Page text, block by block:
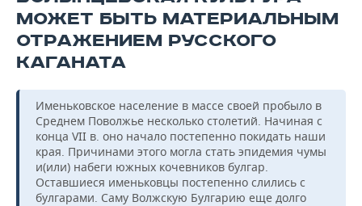
МОЖЕТ БЫТЬ МАТЕРИАЛЬНЫМ
ОТРАЖЕНИЕМ РУССКОГО
КАГАНАТА
Именьковское население в массе своей пробыло в
Среднем Поволжье несколько столетий. Начиная с
конца VII в. оно начало постепенно покидать наши
края. Причинами этого могла стать эпидемия чумы
и(или) набеги южных кочевников булгар.
Оставшиеся именьковцы постепенно слились с
булгарами. Саму Волжскую Булгарию еще долго